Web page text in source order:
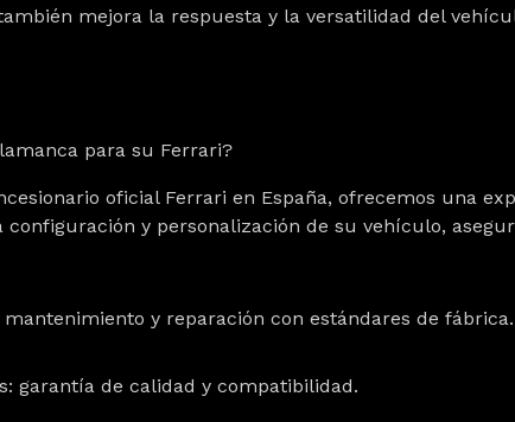
mejora la respuesta y la versatilidad del
para su Ferrari?
oficial Ferrari en España, ofrecemos una
configuración y personalización de su vehículo,
mantenimiento y reparación con estándares de fábrica.
: garantía de calidad y compatibilidad.